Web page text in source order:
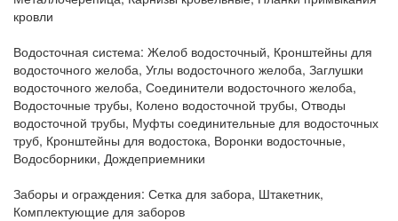
кровли
Водосточная система: Желоб водосточный, Кронштейны для
водосточного желоба, Углы водосточного желоба, Заглушки
водосточного желоба, Соединители водосточного желоба,
Водосточные трубы, Колено водосточной трубы, Отводы
водосточной трубы, Муфты соединительные для водосточных
труб, Кронштейны для водостока, Воронки водосточные,
Водосборники, Дождеприемники
Заборы и ограждения: Сетка для забора, Штакетник,
Комплектующие для заборов